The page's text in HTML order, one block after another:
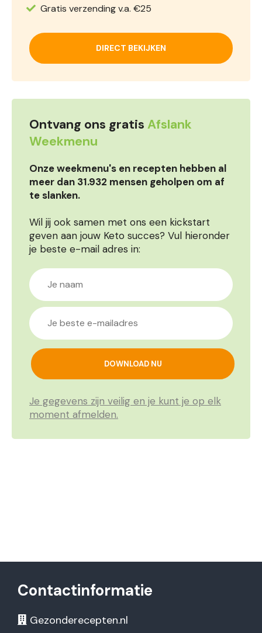
Gratis verzending v.a. €25
DIRECT BEKIJKEN
Ontvang ons gratis Afslank
Weekmenu
Onze weekmenu's en recepten hebben al
meer dan 31.932 mensen geholpen om af
te slanken.
Wil jij ook samen met ons een kickstart
geven aan jouw Keto succes? Vul hieronder
je beste e-mail adres in:
Je gegevens zijn veilig en je kunt je op elk
moment afmelden.
Contactinformatie
Gezonderecepten.nl